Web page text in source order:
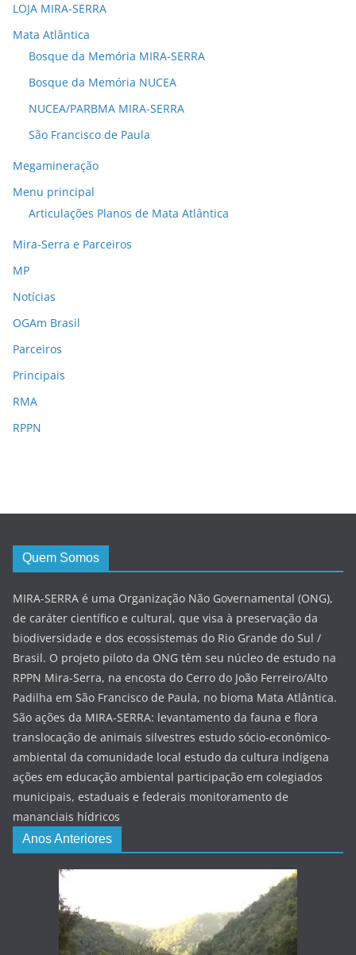
LOJA MIRA-SERRA
Mata Atlântica
Bosque da Memória MIRA-SERRA
Bosque da Memória NUCEA
NUCEA/PARBMA MIRA-SERRA
São Francisco de Paula
Megamineração
Menu principal
Articulações Planos de Mata Atlântica
Mira-Serra e Parceiros
MP
Notícias
OGAm Brasil
Parceiros
Principais
RMA
RPPN
Quem Somos
MIRA-SERRA é uma Organização Não Governamental (ONG),
de caráter científico e cultural, que visa à preservação da
biodiversidade e dos ecossistemas do Rio Grande do Sul /
Brasil. O projeto piloto da ONG têm seu núcleo de estudo na
RPPN Mira-Serra, na encosta do Cerro do João Ferreiro/Alto
Padilha em São Francisco de Paula, no bioma Mata Atlântica.
São ações da MIRA-SERRA: levantamento da fauna e flora
translocação de animais silvestres estudo sócio-econômico-
ambiental da comunidade local estudo da cultura indígena
ações em educação ambiental participação em colegiados
municipais, estaduais e federais monitoramento de
mananciais hídricos
Anos Anteriores